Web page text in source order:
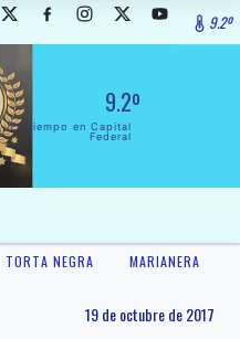
9.2º
9.2º
El Tiempo en Capital
Federal
TORTA NEGRA MARIANERA
19 de octubre de 2017